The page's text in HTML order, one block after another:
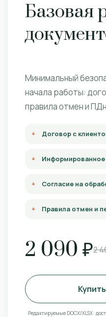
Базовая
Минимальный
начала работы:
правила отмен и
Договор с
Информированное
Согласие на
Правила отмен и
2 090 ₽2
Редактируемые DOCX/XLSX ·